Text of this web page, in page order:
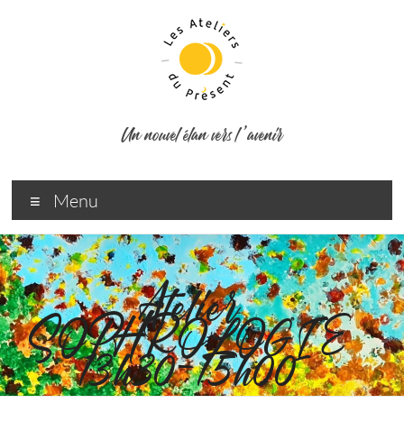
Un nouvel élan vers l ’avenir
Menu
Atelier
SOPHROLOGIE
13h30-15h00